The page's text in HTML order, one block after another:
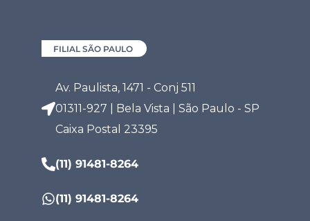
FILIAL SÃO PAULO
Av. Paulista, 1471 - Conj 511
01311-927 | Bela Vista | São Paulo - SP
Caixa Postal 23395
(11) 91481-8264
(11) 91481-8264